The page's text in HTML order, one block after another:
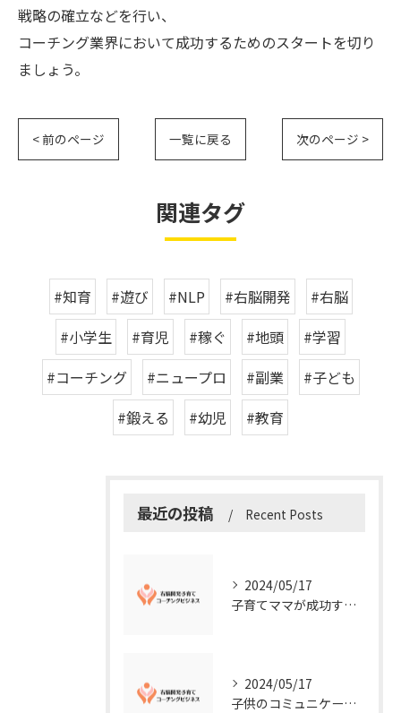
戦略の確立などを行い、
コーチング業界において成功するためのスタートを切り
ましょう。
< 前のページ 一覧に戻る 次のページ >
関連タグ
#知育 #遊び #NLP #右脳開発
#右脳
#小学生
#育児 #稼ぐ #地頭
#学習
#コーチング
#ニュープロ #副業
#子ども
#鍛える
#幼児 #教育
最近の投稿 Recent Posts
2024/05/17
子育てママが成功する右脳開発子育てコーチングビジネスの秘訣
2024/05/17
子供のコミュニケーション能力を向上させる方法：右脳開発子育てコーチングビジネス業界からのアドバイス